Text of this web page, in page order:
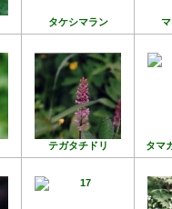
タケシマラン
テガタチドリ タマ